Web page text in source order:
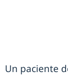
Un paciente